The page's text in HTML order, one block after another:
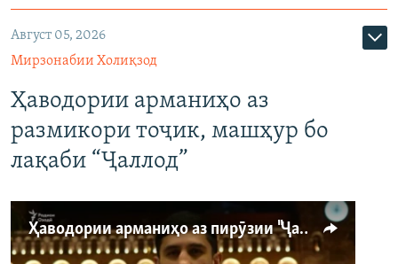
Август 05, 2026
Мирзонабии Холиқзод
Ҳаводории арманиҳо аз
размикори тоҷик, машҳур бо
лақаби “Ҷаллод”
Ҳаводории арманиҳо аз пирӯзии "Ҷаллод"-и тоҷик